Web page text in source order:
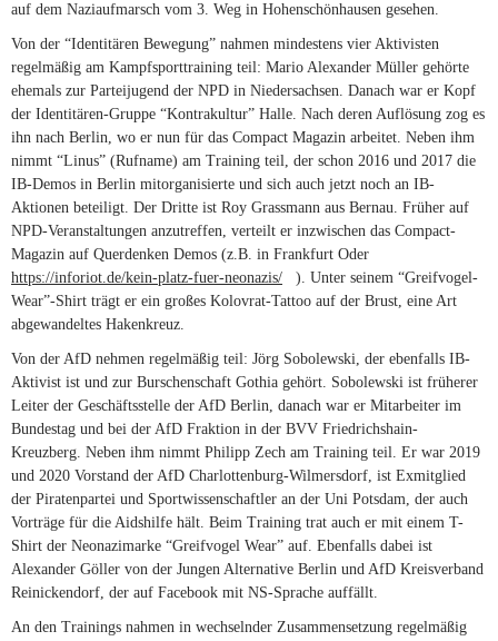
auf dem Naziaufmarsch vom 3. Weg in Hohenschönhausen gesehen.
Von der “Identitären Bewegung” nahmen mindestens vier Aktivisten
regelmäßig am Kampfsporttraining teil: Mario Alexander Müller gehörte
ehemals zur Parteijugend der NPD in Niedersachsen. Danach war er Kopf
der Identitären-Gruppe “Kontrakultur” Halle. Nach deren Auflösung zog es
ihn nach Berlin, wo er nun für das Compact Magazin arbeitet. Neben ihm
nimmt “Linus” (Rufname) am Training teil, der schon 2016 und 2017 die
IB-Demos in Berlin mitorganisierte und sich auch jetzt noch an IB-
Aktionen beteiligt. Der Dritte ist Roy Grassmann aus Bernau. Früher auf
NPD-Veranstaltungen anzutreffen, verteilt er inzwischen das Compact-
Magazin auf Querdenken Demos (z.B. in Frankfurt Oder
https://inforiot.de/kein-platz-fuer-neonazis/ (link is external)
). Unter seinem “Greifvogel-
Wear”-Shirt trägt er ein großes Kolovrat-Tattoo auf der Brust, eine Art
abgewandeltes Hakenkreuz.
Von der AfD nehmen regelmäßig teil: Jörg Sobolewski, der ebenfalls IB-
Aktivist ist und zur Burschenschaft Gothia gehört. Sobolewski ist früherer
Leiter der Geschäftsstelle der AfD Berlin, danach war er Mitarbeiter im
Bundestag und bei der AfD Fraktion in der BVV Friedrichshain-
Kreuzberg. Neben ihm nimmt Philipp Zech am Training teil. Er war 2019
und 2020 Vorstand der AfD Charlottenburg-Wilmersdorf, ist Exmitglied
der Piratenpartei und Sportwissenschaftler an der Uni Potsdam, der auch
Vorträge für die Aidshilfe hält. Beim Training trat auch er mit einem T-
Shirt der Neonazimarke “Greifvogel Wear” auf. Ebenfalls dabei ist
Alexander Göller von der Jungen Alternative Berlin und AfD Kreisverband
Reinickendorf, der auf Facebook mit NS-Sprache auffällt.
An den Trainings nahmen in wechselnder Zusammensetzung regelmäßig